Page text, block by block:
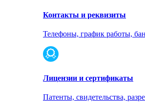
Контакты и реквизиты
Телефоны, график работы,
Лицензии и сертификаты
Патенты, свидетельства,